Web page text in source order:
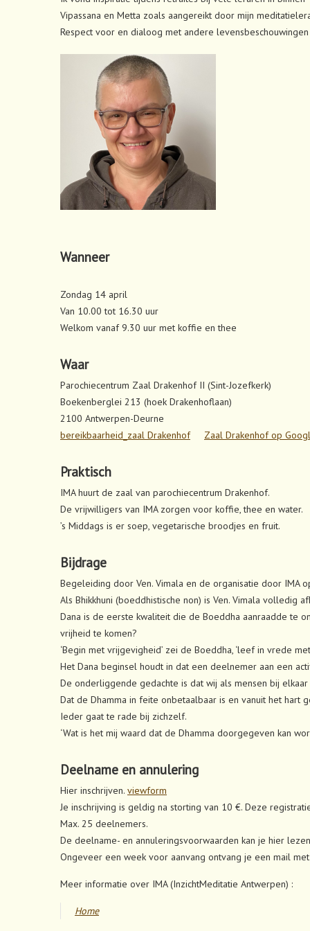
Vipassana en Metta zoals aangereikt door mijn
Respect voor en dialoog met andere
Wanneer
Zondag 14 april
Van 10.00 tot 16.30 uur
Welkom vanaf 9.30 uur met koffie en thee
Waar
Parochiecentrum Zaal Drakenhof II (Sint-Jozefkerk)
Boekenberglei 213 (hoek Drakenhoflaan)
2100 Antwerpen-Deurne
bereikbaarheid_zaal Drakenhof
Zaal Drakenhof op
Praktisch
IMA huurt de zaal van parochiecentrum Drakenhof.
De vrijwilligers van IMA zorgen voor koffie, thee en water.
’s Middags is er soep, vegetarische broodjes en fruit.
Bijdrage
Begeleiding door Ven. Vimala en de organisatie door IMA
Als Bhikkhuni (boeddhistische non) is Ven. Vimala volledig
Dana is de eerste kwaliteit die de Boeddha aanraadde te
vrijheid te komen?
‘Begin met vrijgevigheid’ zei de Boeddha, ‘leef in vrede
Het Dana beginsel houdt in dat een deelnemer aan een
De onderliggende gedachte is dat wij als mensen bij
Dat de Dhamma in feite onbetaalbaar is en vanuit het hart
Ieder gaat te rade bij zichzelf.
‘Wat is het mij waard dat de Dhamma doorgegeven kan
Deelname en annulering
Hier inschrijven. viewform
Je inschrijving is geldig na storting van 10 €. Deze
Max. 25 deelnemers.
De deelname- en annuleringsvoorwaarden kan je hier
Ongeveer een week voor aanvang ontvang je een mail
Meer informatie over IMA (InzichtMeditatie Antwerpen) :
Home